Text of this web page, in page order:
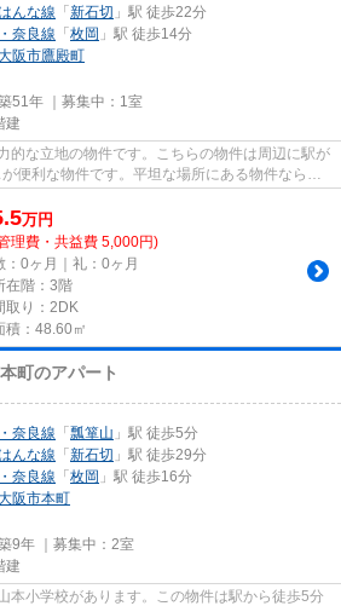
んな線 「新石切 」駅 徒歩22分
奈良線 「枚岡 」駅 徒歩14分
阪市鷹殿町
51年 ｜募集中： 1室
建
的な立地の物件です。こちらの物件は周辺に駅が
便利な物件です。平坦な場所にある物件なら毎
...
万円
理費・共益費 5,000円)
：0ヶ月｜礼：0ヶ月
在階：3階
取り：2DK
積：48.60㎡
町のアパート
奈良線 「瓢箪山 」駅 徒歩5分
んな線 「新石切 」駅 徒歩29分
奈良線 「枚岡 」駅 徒歩16分
阪市本町
9年 ｜募集中： 2室
建
本小学校があります。この物件は駅から徒歩5分